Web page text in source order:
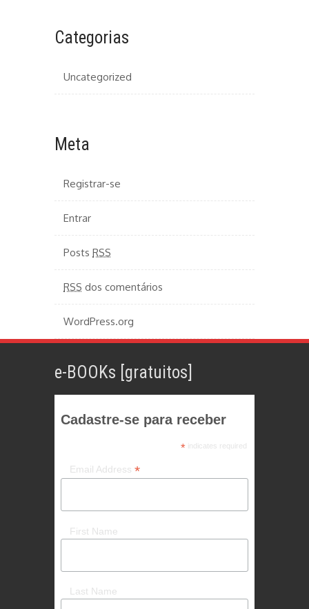
Categorias
Uncategorized
Meta
Registrar-se
Entrar
Posts RSS
RSS dos comentários
WordPress.org
e-BOOKs [gratuitos]
Cadastre-se para receber
*indicates required
Email Address *
First Name
Last Name